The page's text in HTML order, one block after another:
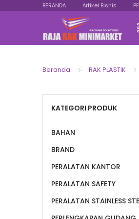
BERANDA Artikel Bisnis
Beranda RAK PLASTIK
KATEGORI PRODUK
BAHAN
BRAND
PERALATAN KANTOR
PERALATAN SAFETY
PERALATAN STAINLESS